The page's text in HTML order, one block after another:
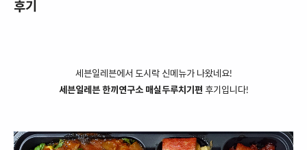
후기
세븐일레븐에서 도시락 신메뉴가 나왔네요!
세븐일레븐 한끼연구소 매실두루치기편 후기입니다!